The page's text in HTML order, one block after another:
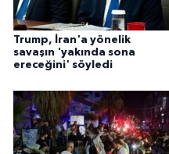
Trump, İran'a yönelik
savaşın 'yakında sona
ereceğini' söyledi